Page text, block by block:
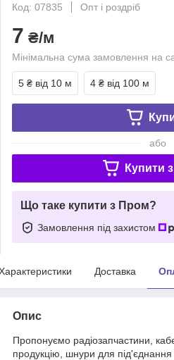
Код: 07835
Опт і роздріб
7 ₴/м
Мінімальна сума замовлення на
5 ₴ від 10 м 4 ₴ від 100 м
або
Купити з
Що таке купити з Пром?
Замовлення під захистом
Доставка
Опис
Пропонуємо радіозапчастини,
продукцію, шнури для під'єднання